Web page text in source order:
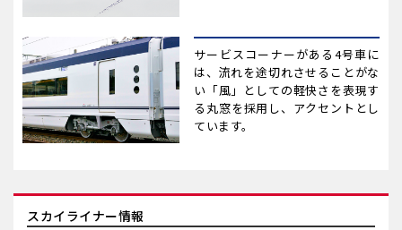
サービスコーナーがある4号車に
は、流れを途切れさせることがな
い「風」としての軽快さを表現す
る丸窓を採用し、アクセントとし
ています。
スカイライナー情報